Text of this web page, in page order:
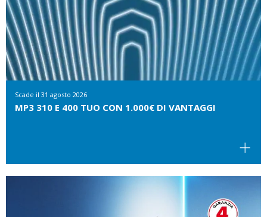
Scade il 31 agosto 2026
MP3 310 E 400 TUO CON 1.000€ DI VANTAGGI